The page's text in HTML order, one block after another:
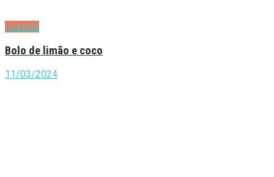
Cozinha
Bolo de limão e coco
11/03/2024